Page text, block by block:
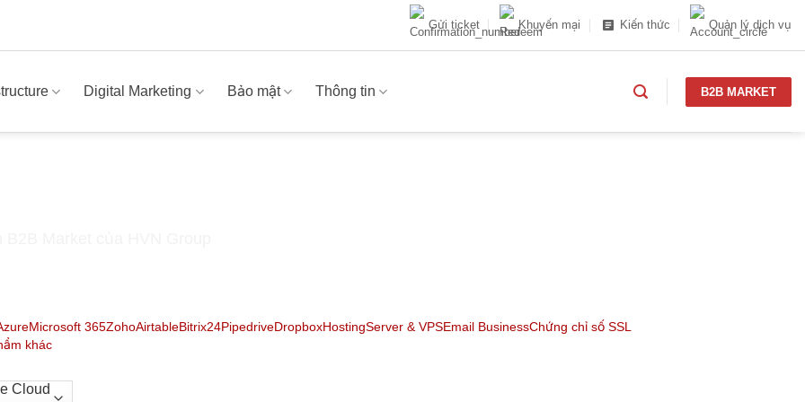
Gửi ticket Khuyến mại Kiến thức Quản lý dịch vụ
Digital Marketing Bảo mật Thông tin B2B MARKET
Microsoft 365ZohoAirtableBitrix24PipedriveDropboxHostingServer & VPSEmail BusinessChứng chỉ số SSL
khác